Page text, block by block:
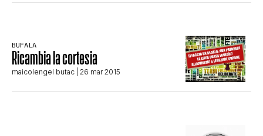
CONTATTI
BUFALA
Ricambia la cortesia
maicolengel butac | 26 mar 2015